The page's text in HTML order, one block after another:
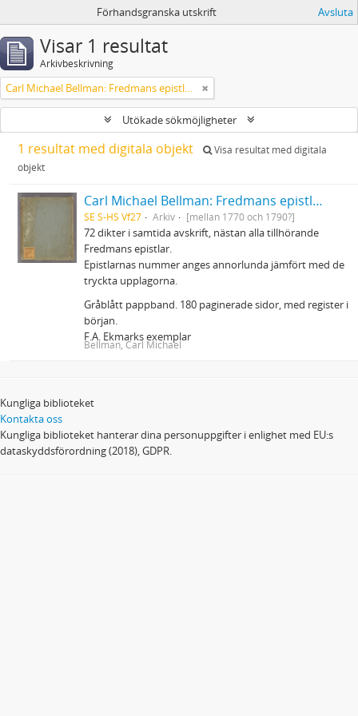
Förhandsgranska utskrift Avsluta
Visar 1 resultat
Arkivbeskrivning
Carl Michael Bellman: Fredmans epistlar m.m.
Utökade sökmöjligheter
1 resultat med digitala objekt
Visa resultat med digitala
objekt
Carl Michael Bellman: Fredmans epistlar m.m.
SE S-HS Vf27 Arkiv [mellan 1770 och 1790?]
72 dikter i samtida avskrift, nästan alla tillhörande
Fredmans epistlar.
Epistlarnas nummer anges annorlunda jämfört med de
tryckta upplagorna.
Gråblått pappband. 180 paginerade sidor, med register i
början.
F.A. Ekmarks exemplar
Bellman, Carl Michael
Kungliga biblioteket
Kontakta oss
Kungliga biblioteket hanterar dina personuppgifter i enlighet med EU:s
dataskyddsförordning (2018), GDPR.